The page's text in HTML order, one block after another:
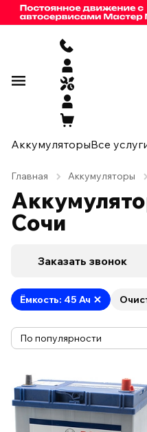
АккумуляторыВсе
Главная Аккумуляторы
Сочи
Заказать звонок
Ёмкость: 45 Ач